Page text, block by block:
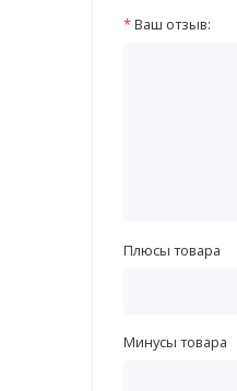
Ваш отзыв:
Плюсы товара
Минусы товара